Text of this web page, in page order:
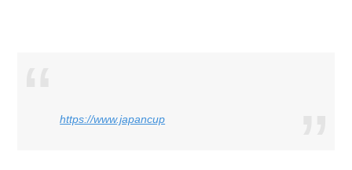
https://www.japancup